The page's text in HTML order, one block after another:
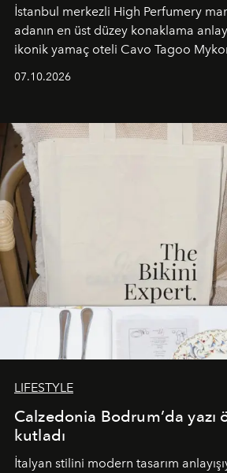
İstanbul merkezli High Perfumery
adanın en üst düzey konaklama
ikonik yamaç oteli Cavo Tagoo
buluşturarak markanın Cavo
sürükleyici ve mevsime özel bir
07.10.2026
LIFESTYLE
Calzedonia Bodrum’da yazı
kutladı
İtalyan stilini modern tasarım